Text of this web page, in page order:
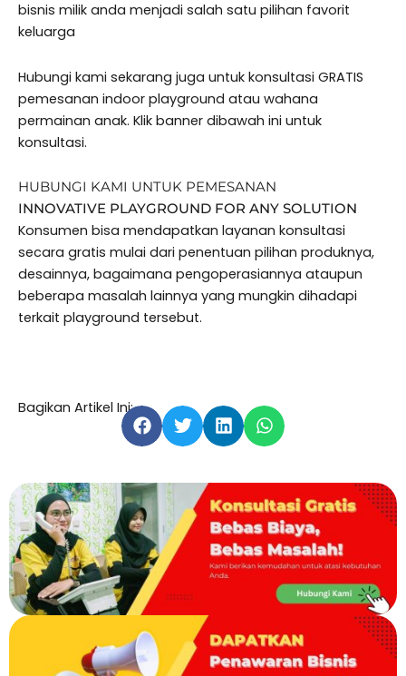
bisnis milik anda menjadi salah satu pilihan favorit
keluarga
Hubungi kami sekarang juga untuk konsultasi GRATIS
pemesanan indoor playground atau wahana
permainan anak. Klik banner dibawah ini untuk
konsultasi.
HUBUNGI KAMI UNTUK PEMESANAN
INNOVATIVE PLAYGROUND FOR ANY SOLUTION
Konsumen bisa mendapatkan layanan konsultasi
secara gratis mulai dari penentuan pilihan produknya,
desainnya, bagaimana pengoperasiannya ataupun
beberapa masalah lainnya yang mungkin dihadapi
terkait playground tersebut.
Bagikan Artikel Ini: